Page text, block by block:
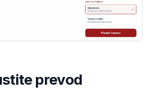
prevod